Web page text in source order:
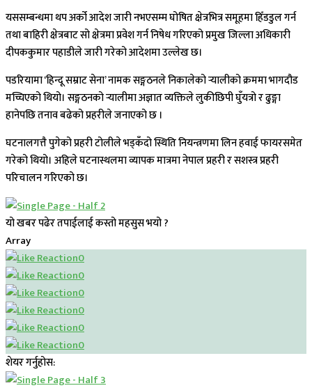
यससम्बन्धमा थप अर्को आदेश जारी नभएसम्म घोषित क्षेत्रभित्र समूहमा हिँडडुल गर्न
तथा बाहिरी क्षेत्रबाट सो क्षेत्रमा प्रवेश गर्न निषेध गरिएको प्रमुख जिल्ला अधिकारी
दीपककुमार पहाडीले जारी गरेको आदेशमा उल्लेख छ।
पडरियामा ‘हिन्दू सम्राट सेना’ नामक सङ्गठनले निकालेको र्‍यालीको क्रममा भागदौड
मच्चिएको थियो। सङ्गठनको र्‍यालीमा अज्ञात व्यक्तिले लुकीछिपी घुँयत्रो र ढुङ्गा
हानेपछि तनाव बढेको प्रहरीले जनाएको छ ।
घटनालगत्तै पुगेको प्रहरी टोलीले भड्कँदो स्थिति नियन्त्रणमा लिन हवाई फायरसमेत
गरेको थियो। अहिले घटनास्थलमा व्यापक मात्रमा नेपाल प्रहरी र सशस्त्र प्रहरी
परिचालन गरिएको छ।
यो खबर पढेर तपाईलाई कस्तो महसुस भयो ?
Array
0
0
0
0
0
0
शेयर गर्नुहोस: